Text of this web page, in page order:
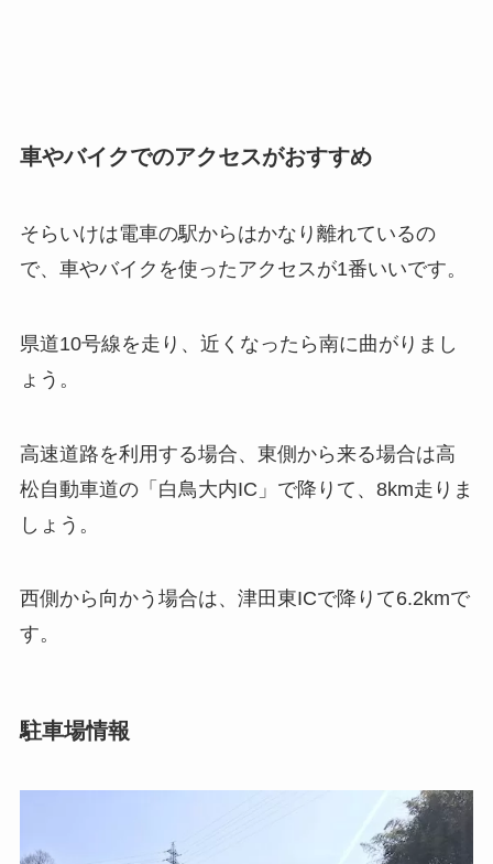
車やバイクでのアクセスがおすすめ
そらいけは電車の駅からはかなり離れているの
で、車やバイクを使ったアクセスが1番いいです。
県道10号線を走り、近くなったら南に曲がりまし
ょう。
高速道路を利用する場合、東側から来る場合は高
松自動車道の「白鳥大内IC」で降りて、8km走りま
しょう。
西側から向かう場合は、津田東ICで降りて6.2kmで
す。
駐車場情報